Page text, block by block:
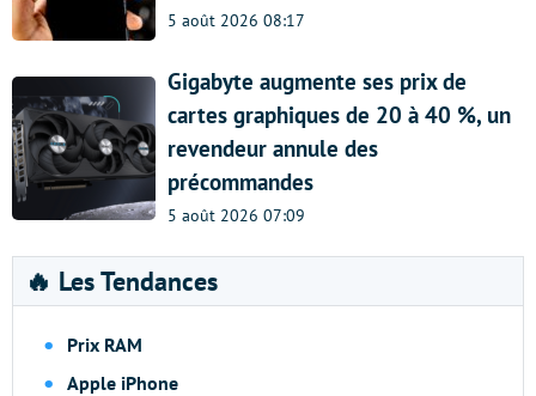
5 août 2026 08:17
Gigabyte augmente ses prix de
cartes graphiques de 20 à 40 %, un
revendeur annule des
précommandes
5 août 2026 07:09
🔥 Les Tendances
Prix RAM
Apple iPhone